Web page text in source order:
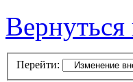
Перейти: